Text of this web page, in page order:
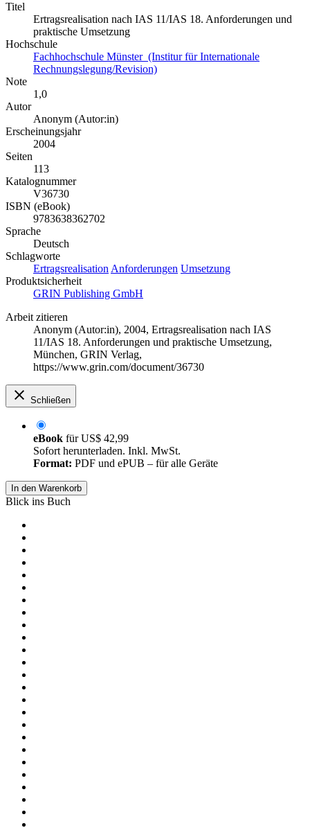
Titel
Ertragsrealisation nach IAS 11/IAS 18. Anforderungen und
praktische Umsetzung
Hochschule
Fachhochschule Münster (Institur für Internationale
Rechnungslegung/Revision)
Note
1,0
Autor
Anonym (Autor:in)
Erscheinungsjahr
2004
Seiten
113
Katalognummer
V36730
ISBN (eBook)
9783638362702
Sprache
Deutsch
Schlagworte
Ertragsrealisation Anforderungen Umsetzung
Produktsicherheit
GRIN Publishing GmbH
Arbeit zitieren
Anonym (Autor:in), 2004, Ertragsrealisation nach IAS
11/IAS 18. Anforderungen und praktische Umsetzung,
München, GRIN Verlag,
https://www.grin.com/document/36730
Schließen
eBook fürUS$ 42,99
Sofort herunterladen. Inkl. MwSt.
Format: PDF und ePUB – für alle Geräte
In den Warenkorb
Blick ins Buch